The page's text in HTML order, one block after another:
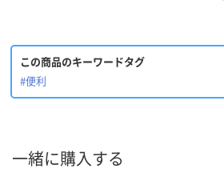
この商品のキーワードタグ
#便利
一緒に購入する